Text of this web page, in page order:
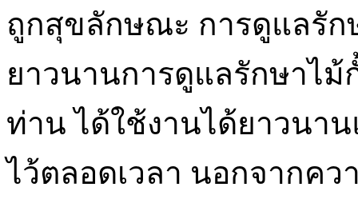
ถูกสุขลักษณะ การดูแลรัก
ยาวนานการดูแลรักษาไ
ท่าน ได้ใช้งานได้ยาวนา
ไว้ตลอดเวลา นอกจากค